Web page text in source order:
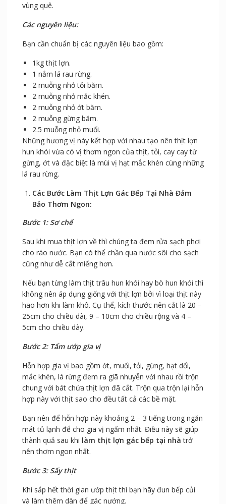
vùng quê.
Các nguyên liệu:
Bạn cần chuẩn bị các nguyên liệu bao gồm:
1kg thịt lợn.
1 nắm lá rau rừng.
2 muỗng nhỏ tỏi băm.
2 muỗng nhỏ mắc khén.
2 muỗng nhỏ ớt băm.
2 muỗng gừng băm.
2.5 muỗng nhỏ muối.
Những hương vị này kết hợp với nhau tạo nên thịt lợn
hun khói vừa có vị thơm ngon của thịt, tỏi, cay cay từ
gừng, ớt và đặc biệt là mùi vị hạt mắc khén cùng những
lá rau rừng.
Các Bước Làm Thịt Lợn Gác Bếp Tại Nhà Đảm
Bảo Thơm Ngon:
Bước 1: Sơ chế
Sau khi mua thịt lợn về thì chúng ta đem rửa sạch phơi
cho ráo nước. Bạn có thể chần qua nước sôi cho sạch
cũng như dễ cắt miếng hơn.
Nếu bạn từng làm thịt trâu hun khói hay bò hun khói thì
không nên áp dụng giống với thịt lợn bởi vì loại thịt này
hao hơn khi làm khô. Cụ thể, kích thước nên cắt là 20 –
25cm cho chiều dài, 9 – 10cm cho chiều rộng và 4 –
5cm cho chiều dày.
Bước 2: Tẩm ướp gia vị
Hỗn hợp gia vị bao gồm ớt, muối, tỏi, gừng, hạt dổi,
mắc khén, lá rừng đem ra giã nhuyễn với nhau rồi trộn
chung với bát chứa thịt lợn đã cắt. Trộn qua trộn lại hỗn
hợp này với thịt sao cho đều tất cả các bề mặt.
Bạn nên để hỗn hợp này khoảng 2 – 3 tiếng trong ngăn
mát tủ lạnh để cho gia vị ngấm nhất. Điều này sẽ giúp
thành quả sau khi làm thịt lợn gác bếp tại nhàtrở
nên thơm ngon nhất.
Bước 3: Sấy thịt
Khi sắp hết thời gian ướp thịt thì bạn hãy đun bếp củi
và làm thêm dàn để gác nướng.